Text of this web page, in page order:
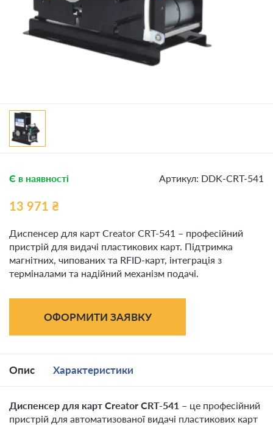
Є в наявності Артикул: DDK-CRT-541
13 971 ₴
Диспенсер для карт Creator CRT-541 – професійний
пристрій для видачі пластикових карт. Підтримка
магнітних, чипованих та RFID-карт, інтеграція з
терміналами та надійний механізм подачі.
ОФОРМИТИ ЗАЯВКУ
Опис Характеристики
Диспенсер для карт Creator CRT-541 – це професійний
пристрій для автоматизованої видачі пластикових карт